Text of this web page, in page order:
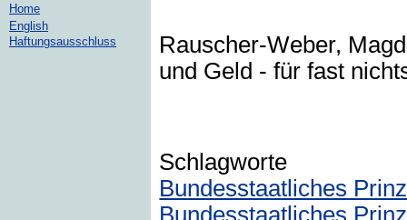
Rauscher-Weber,
und Geld - für fast
Schlagworte
Bundesstaatliches
Bundesstaatliches
Home
English
Haftungsausschluss